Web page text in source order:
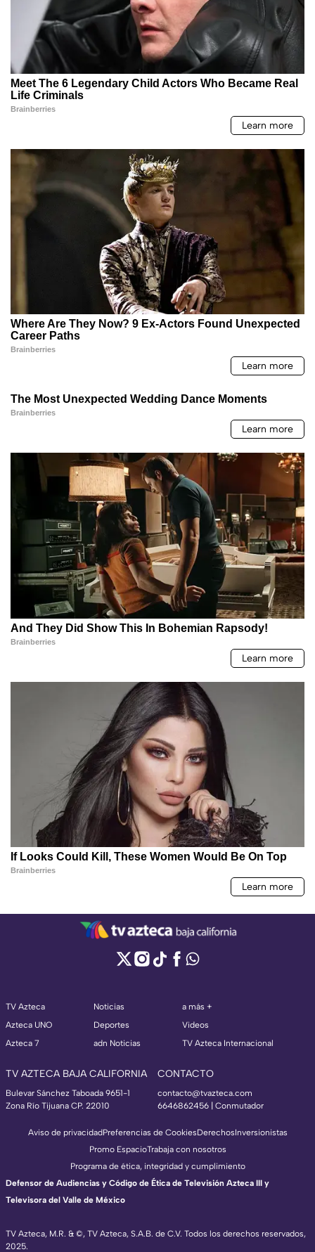
TV Azteca
Azteca UNO
Azteca 7
Noticias
Deportes
adn Noticias
a más +
Videos
TV Azteca Internacional
TV AZTECA BAJA CALIFORNIA
Bulevar Sánchez Taboada 9651-1
Zona Río Tijuana CP. 22010
CONTACTO
contacto@tvazteca.com
6646862456 | Conmutador
TV Azteca, M.R. & ©, TV Azteca, S.A.B. de C.V. Todos los derechos reservados,
2025.
Aviso de privacidadPreferencias de CookiesDerechosInversionistas
Promo EspacioTrabaja con nosotros
Programa de ética, integridad y cumplimiento
Defensor de Audiencias y Código de Ética de Televisión Azteca III y
Televisora del Valle de México